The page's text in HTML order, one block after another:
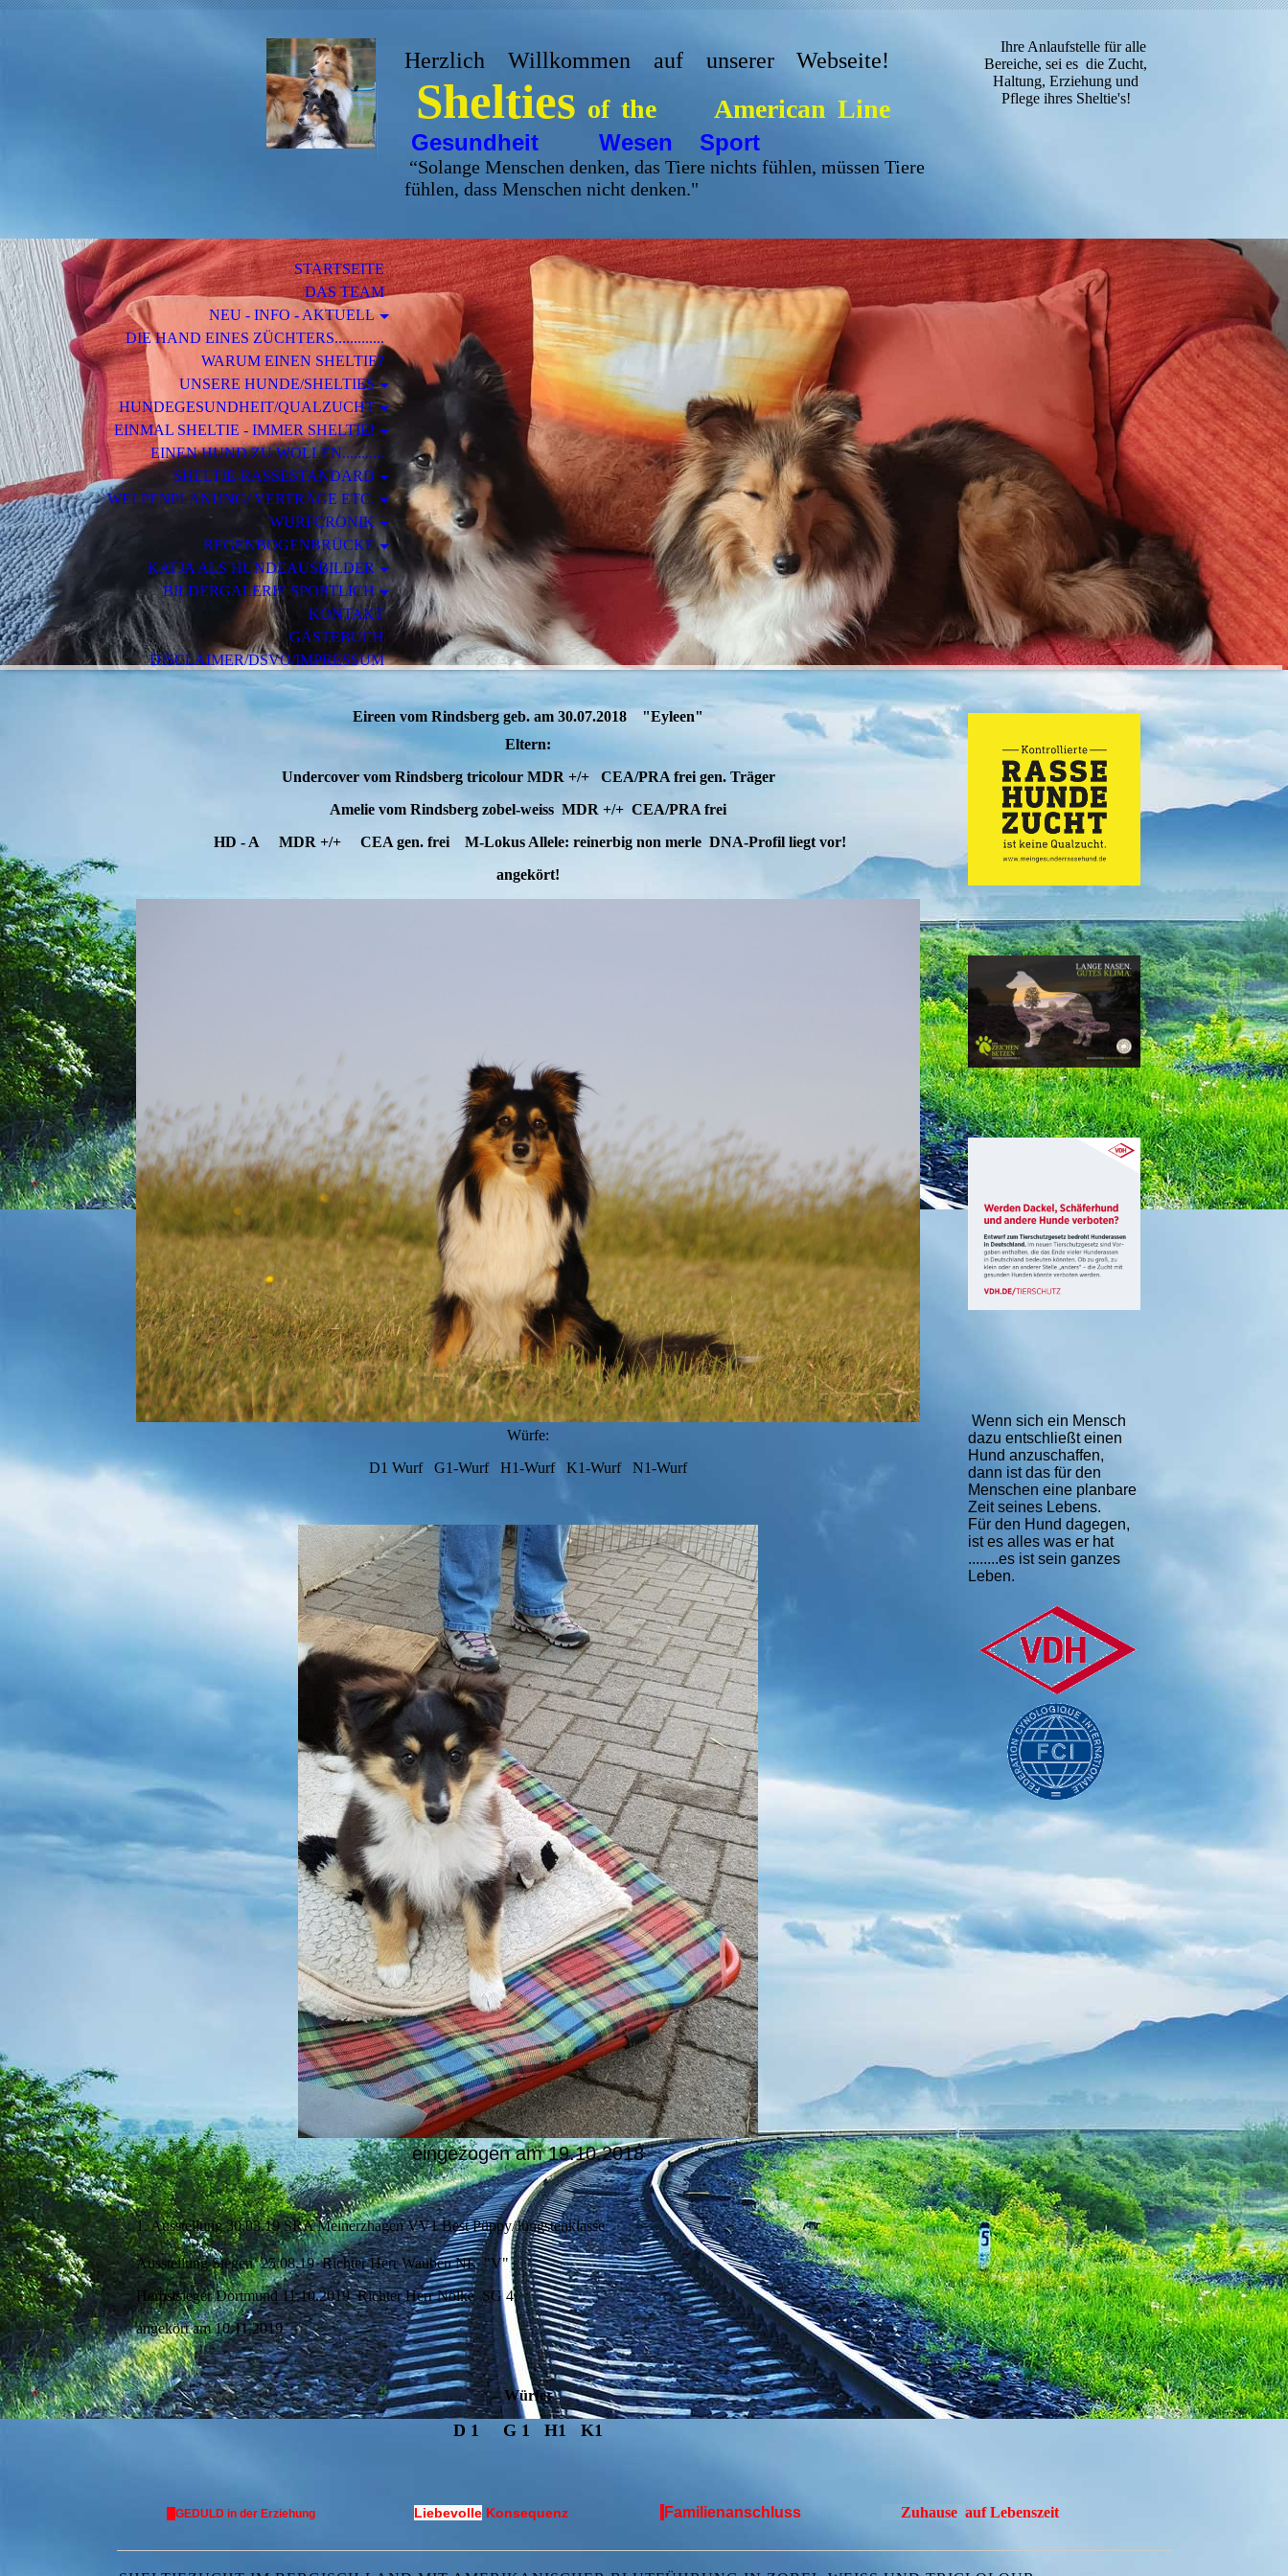
Herzlich Willkommen auf unserer Webseite!
Shelties of the American Line
Gesundheit Wesen Sport
“Solange Menschen denken, das Tiere nichts fühlen, müssen Tiere
fühlen, dass Menschen nicht denken."
Ihre Anlaufstelle für alle
Bereiche, sei es die Zucht,
Haltung, Erziehung und
Pflege ihres Sheltie's!
STARTSEITE
DAS TEAM
NEU - INFO - AKTUELL
DIE HAND EINES ZÜCHTERS.............
WARUM EINEN SHELTIE?
UNSERE HUNDE/SHELTIES
HUNDEGESUNDHEIT/QUALZUCHT
EINMAL SHELTIE - IMMER SHELTIE!
EINEN HUND ZU WOLLEN...........
SHELTIE-RASSESTANDARD
WELPENPLANUNG/ VERTRÄGE ETC.
WURFCRONIK
REGENBOGENBRÜCKE
KATJA ALS HUNDEAUSBILDER
BILDERGALERIE SPORTLICH
KONTAKT
GÄSTEBUCH
DISCLAIMER/DSVO/IMPRESSUM
Eireen vom Rindsberg geb. am 30.07.2018 "Eyleen"
Eltern:
Undercover vom Rindsberg tricolour MDR +/+ CEA/PRA frei gen. Träger
Amelie vom Rindsberg zobel-weiss MDR +/+ CEA/PRA frei
HD - A MDR +/+ CEA gen. frei M-Lokus Allele: reinerbig non merle DNA-Profil liegt vor!
angekört!
Würfe:
D1 Wurf G1-Wurf H1-Wurf K1-Wurf N1-Wurf
eingezogen am 19.10.2018
1. Ausstellung 30.03.19 SRA Meinerzhagen VV1 Best Püppy/Jüngstenklasse
Ausstellung Siegen 25.08.19 Richter Herr Wauben NL "V"
Herbstsieger Dortmund 11.10.2019 Richter Herr Nölke SG 4
angekört am 10.11.2019
Würfe:
D 1 G 1 H1 K1
Wenn sich ein Mensch
dazu entschließt einen
Hund anzuschaffen,
dann ist das für den
Menschen eine planbare
Zeit seines Lebens.
Für den Hund dagegen,
ist es alles was er hat
........es ist sein ganzes
Leben.
GEDULD in der Erziehung Liebevolle Konsequenz Familienanschluss Zuhause auf Lebenszeit